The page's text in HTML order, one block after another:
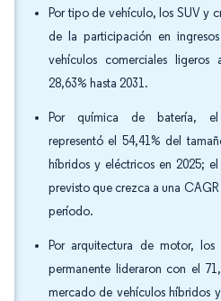
Por tipo de vehículo, los SUV y
de la participación en
vehículos comerciales
28,63% hasta 2031.
Por química de batería, el
representó el 54,41% del
híbridos y eléctricos en 2025;
previsto que crezca a una
período.
Por arquitectura de motor,
permanente lideraron con el
mercado de vehículos híbridos